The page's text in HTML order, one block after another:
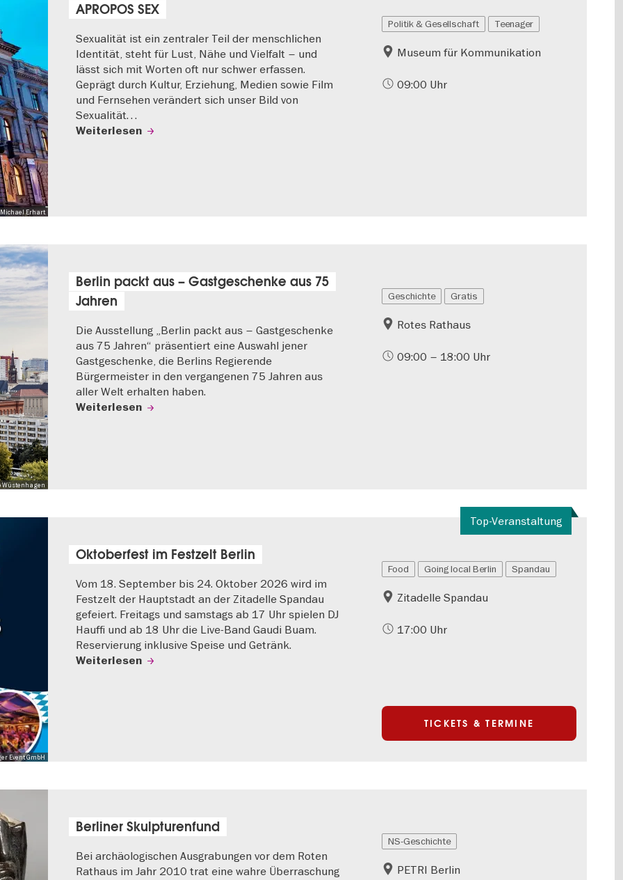
Erhart
APROPOS SEX
Sexualität ist ein zentraler Teil der menschlichen
Identität, steht für Lust, Nähe und Vielfalt – und
lässt sich mit Worten oft nur schwer erfassen.
Geprägt durch Kultur, Erziehung, Medien sowie Film
und Fernsehen verändert sich unser Bild von
Sexualität…
Weiterlesen
Politik & Gesellschaft Teenager
Museum für Kommunikation
09:00 Uhr
Wüstenhagen
Berlin packt aus – Gastgeschenke aus 75
Jahren
Die Ausstellung „Berlin packt aus – Gastgeschenke
aus 75 Jahren“ präsentiert eine Auswahl jener
Gastgeschenke, die Berlins Regierende
Bürgermeister in den vergangenen 75 Jahren aus
aller Welt erhalten haben.
Weiterlesen
Geschichte Gratis
Rotes Rathaus
09:00 – 18:00 Uhr
Top-Veranstaltung
Event GmbH
Oktoberfest im Festzelt Berlin
Vom 18. September bis 24. Oktober 2026 wird im
Festzelt der Hauptstadt an der Zitadelle Spandau
gefeiert. Freitags und samstags ab 17 Uhr spielen DJ
Hauffi und ab 18 Uhr die Live-Band Gaudi Buam.
Reservierung inklusive Speise und Getränk.
Weiterlesen
Food Going local Berlin Spandau
Zitadelle Spandau
17:00 Uhr
TICKETS & TERMINE
Berliner Skulpturenfund
Bei archäologischen Ausgrabungen vor dem Roten
Rathaus im Jahr 2010 trat eine wahre Überraschung
NS-Geschichte
PETRI Berlin